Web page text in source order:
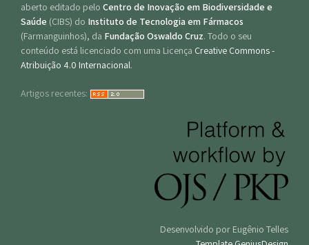
aberto editado pelo Centro de Inovação em Biodiversidade e
Saúde (CIBS) do Instituto de Tecnologia em Fármacos
(Farmanguinhos), da Fundação Oswaldo Cruz. Todo o seu
conteúdo está licenciado com uma Licença Creative Commons -
Atribuição 4.0 Internacional.
Artigos recentes:
Desenvolvido por Eugênio Telles